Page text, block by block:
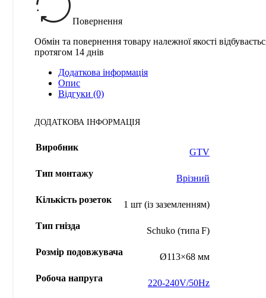
Повернення
Обмін та повернення товару належної якості
протягом 14 днів
Додаткова інформація
Опис
Відгуки (0)
ДОДАТКОВА ІНФОРМАЦІЯ
Виробник GTV
Тип монтажу Врізний
Кількість розеток 1 шт (із заземленням)
Тип гнізда Schuko (типа F)
Розмір подовжувача Ø113×68 мм
Робоча напруга 220-240V/50Hz